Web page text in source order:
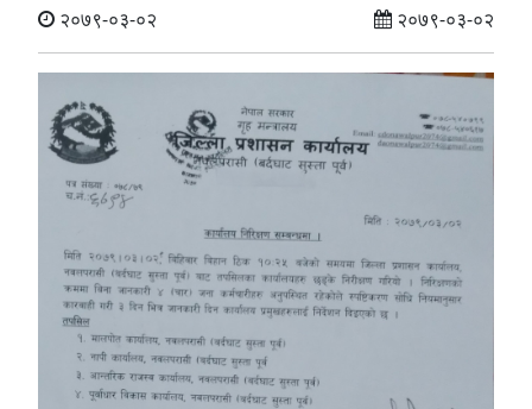
२०७९-०३-०२ २०७९-०३-०२